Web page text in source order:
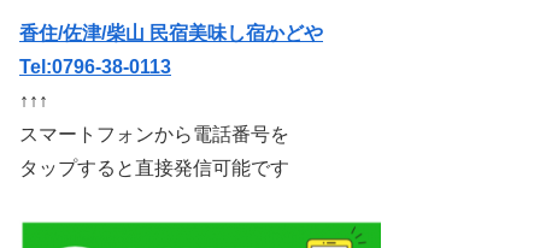
香住/佐津/柴山 民宿美味し宿かどや
Tel:0796-38-0113
↑↑↑
スマートフォンから電話番号を
タップすると直接発信可能です